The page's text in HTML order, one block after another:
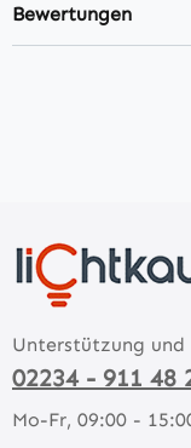
Bewertungen
Unterstützung
02234 - 911 48
Mo-Fr, 09:00 -